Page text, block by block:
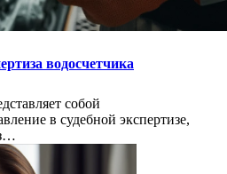
водосчетчика
собой
в судебной экспертизе,